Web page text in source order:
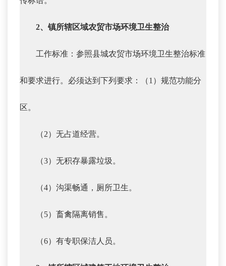
2、镇所辖区域农贸市场环境卫生整治
工作标准：参照县城农贸市场环境卫生整治标准
和要求进行。必须达到下列要求：（1）规范功能分
区。
（2）无占道经营。
（3）无积存暴露垃圾。
（4）沟渠畅通，厕所卫生。
（5）畜禽隔离销售。
（6）有专职保洁人员。